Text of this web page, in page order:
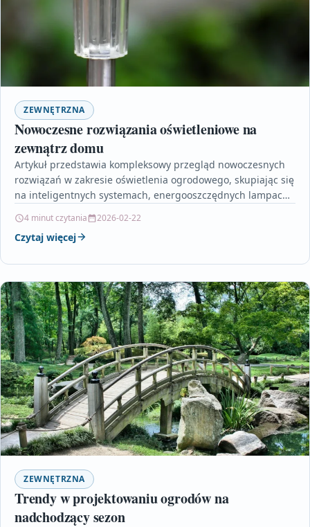
ZEWNĘTRZNA
Nowoczesne rozwiązania oświetleniowe na
zewnątrz domu
Artykuł przedstawia kompleksowy przegląd nowoczesnych
rozwiązań w zakresie oświetlenia ogrodowego, skupiając się
na inteligentnych systemach, energooszczędnych lampach
4 minut czytania 2026-02-22
Czytaj więcej
ZEWNĘTRZNA
Trendy w projektowaniu ogrodów na
nadchodzący sezon